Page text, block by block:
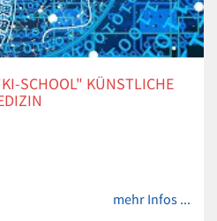
SCHOOL" KÜNSTLICHE
mehr Infos ...